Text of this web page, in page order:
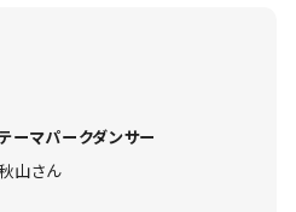
ーマパークダンサー
山さん